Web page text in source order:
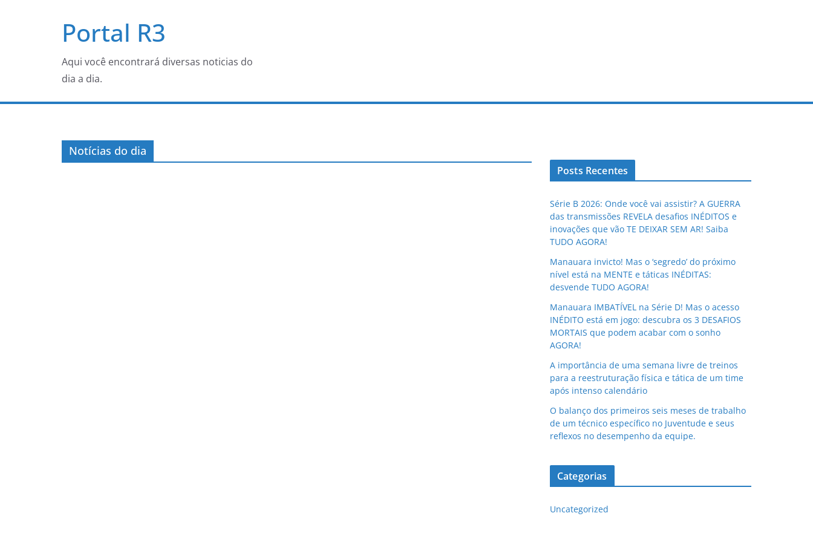
Portal R3
Aqui você encontrará diversas noticias do
dia a dia.
Notícias do dia
Posts Recentes
Série B 2026: Onde você vai assistir? A GUERRA
das transmissões REVELA desafios INÉDITOS e
inovações que vão TE DEIXAR SEM AR! Saiba
TUDO AGORA!
Manauara invicto! Mas o ‘segredo’ do próximo
nível está na MENTE e táticas INÉDITAS:
desvende TUDO AGORA!
Manauara IMBATÍVEL na Série D! Mas o acesso
INÉDITO está em jogo: descubra os 3 DESAFIOS
MORTAIS que podem acabar com o sonho
AGORA!
A importância de uma semana livre de treinos
para a reestruturação física e tática de um time
após intenso calendário
O balanço dos primeiros seis meses de trabalho
de um técnico específico no Juventude e seus
reflexos no desempenho da equipe.
Categorias
Uncategorized